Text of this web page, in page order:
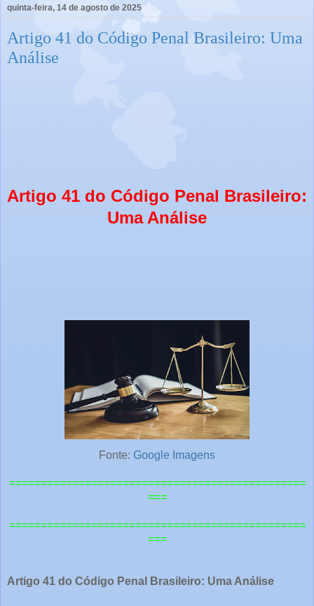
quinta-feira, 14 de agosto de 2025
Artigo 41 do Código Penal Brasileiro: Uma
Análise
Artigo 41 do Código Penal Brasileiro:
Uma Análise
Fonte: Google Imagens
===============================================
===
===============================================
===
Artigo 41 do Código Penal Brasileiro: Uma Análise